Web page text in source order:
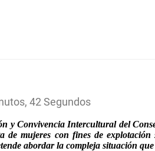
42 Segundos
y Convivencia Intercultural del
de mujeres con fines de
abordar la compleja situación